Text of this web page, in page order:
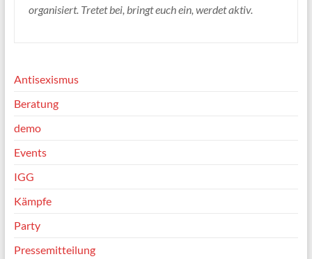
organisiert. Tretet bei, bringt euch ein, werdet aktiv.
Antisexismus
Beratung
demo
Events
IGG
Kämpfe
Party
Pressemitteilung